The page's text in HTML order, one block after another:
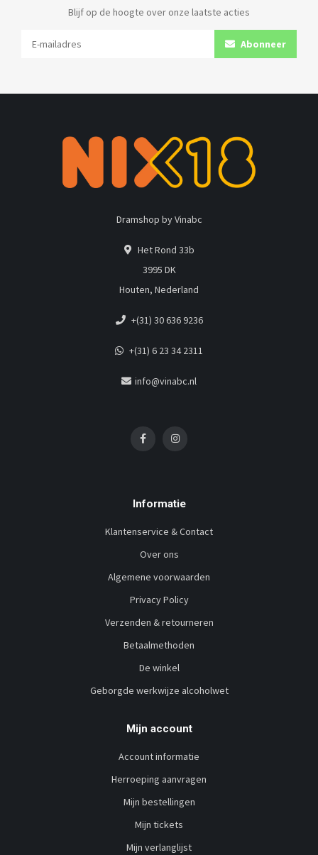
Blijf op de hoogte over onze laatste acties
Abonneer
Dramshop by Vinabc
Het Rond 33b
3995 DK
Houten, Nederland
+(31) 30 636 9236
+(31) 6 23 34 2311
info@vinabc.nl
Informatie
Klantenservice & Contact
Over ons
Algemene voorwaarden
Privacy Policy
Verzenden & retourneren
Betaalmethoden
De winkel
Geborgde werkwijze alcoholwet
Mijn account
Account informatie
Herroeping aanvragen
Mijn bestellingen
Mijn tickets
Mijn verlanglijst